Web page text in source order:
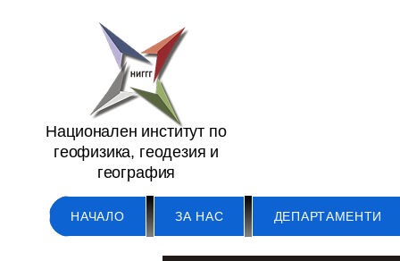
Национален институт по
геофизика, геодезия и
география
НАЧАЛО ЗА НАС ДЕПАРТАМЕНТИ